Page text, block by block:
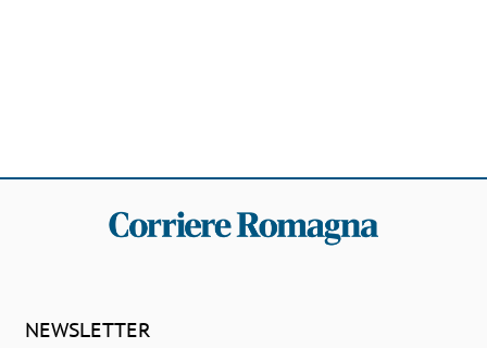
NEWSLETTER